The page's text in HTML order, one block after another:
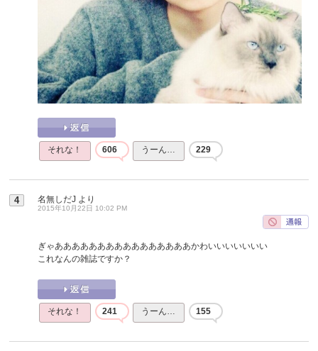
それな！ 606 うーん… 229
4 名無しだJ より
2015年10月22日 10:02 PM
ぎゃああああああああああああああああかわいいいいいいい
これなんの雑誌ですか？
それな！ 241 うーん… 155